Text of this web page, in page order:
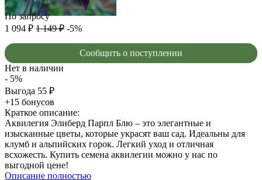
По запросу
1 094 ₽ 1 149 ₽ -5%
Сообщить о поступлении
Нет в наличии
- 5%
Выгода 55 ₽
+15 бонусов
Краткое описание:
Аквилегия Элиберд Парпл Блю – это элегантные и
изысканные цветы, которые украсят ваш сад. Идеальны для
клумб и альпийских горок. Легкий уход и отличная
всхожесть. Купить семена аквилегии можно у нас по
выгодной цене!
Описание полностью